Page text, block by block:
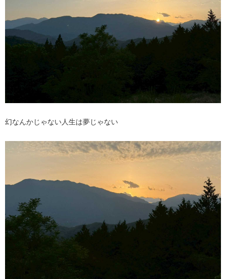
幻なんかじゃない人生は夢じゃない